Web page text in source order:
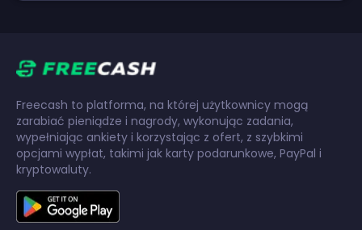
Freecash to platforma, na której użytkownicy mogą
zarabiać pieniądze i nagrody, wykonując zadania,
wypełniając ankiety i korzystając z ofert, z szybkimi
opcjami wypłat, takimi jak karty podarunkowe, PayPal i
kryptowaluty.